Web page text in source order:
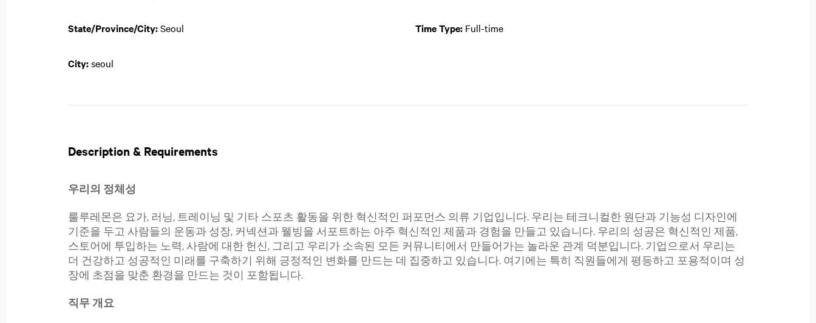
State/Province/City:Seoul
City:seoul
Time Type: Full-time
Description & Requirements
우리의 정체성
룰루레몬은 요가, 러닝, 트레이닝 및 기타 스포츠 활동을 위한 혁신적인 퍼포먼스 의류 기업입니다. 우리는 테크니컬한 원단과 기능성 디자인에
기준을 두고 사람들의 운동과 성장, 커넥션과 웰빙을 서포트하는 아주 혁신적인 제품과 경험을 만들고 있습니다. 우리의 성공은 혁신적인 제품,
스토어에 투입하는 노력, 사람에 대한 헌신, 그리고 우리가 소속된 모든 커뮤니티에서 만들어가는 놀라운 관계 덕분입니다. 기업으로서 우리는
더 건강하고 성공적인 미래를 구축하기 위해 긍정적인 변화를 만드는 데 집중하고 있습니다. 여기에는 특히 직원들에게 평등하고 포용적이며 성
장에 초점을 맞춘 환경을 만드는 것이 포함됩니다.
직무 개요